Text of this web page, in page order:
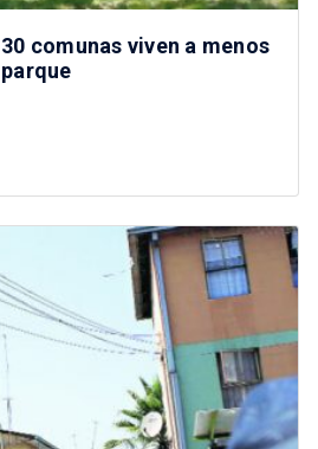
comunas viven a menos